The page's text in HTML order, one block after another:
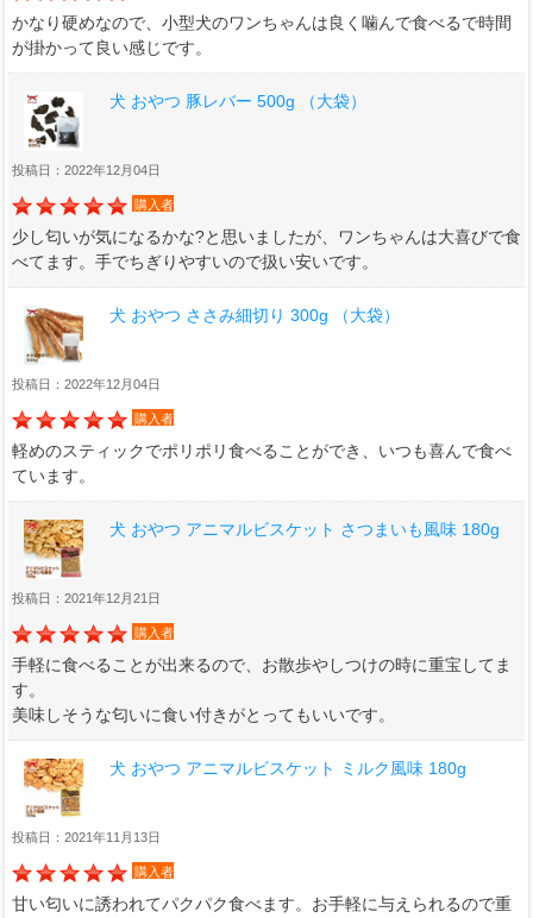
かなり硬めなので、小型犬のワンちゃんは良く噛んで食べるで時間
が掛かって良い感じです。
犬 おやつ 豚レバー 500g （大袋）
投稿日：2022年12月04日
購入者
少し匂いが気になるかな?と思いましたが、ワンちゃんは大喜びで食
べてます。手でちぎりやすいので扱い安いです。
犬 おやつ ささみ細切り 300g （大袋）
投稿日：2022年12月04日
購入者
軽めのスティックでポリポリ食べることができ、いつも喜んで食べ
ています。
犬 おやつ アニマルビスケット さつまいも風味 180g
投稿日：2021年12月21日
購入者
手軽に食べることが出来るので、お散歩やしつけの時に重宝してま
す。
美味しそうな匂いに食い付きがとってもいいです。
犬 おやつ アニマルビスケット ミルク風味 180g
投稿日：2021年11月13日
購入者
甘い匂いに誘われてパクパク食べます。お手軽に与えられるので重